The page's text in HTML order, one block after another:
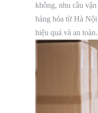
không, nhu cầu
hàng hóa từ Hà
hiệu quả và an toàn.